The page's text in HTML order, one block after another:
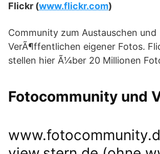
Flickr (www.flickr.com)
Community zum Austauschen und
VerÃ¶ffentlichen eigener Fotos.
stellen hier Ã¼ber 20 Millionen
Fotocommunity und